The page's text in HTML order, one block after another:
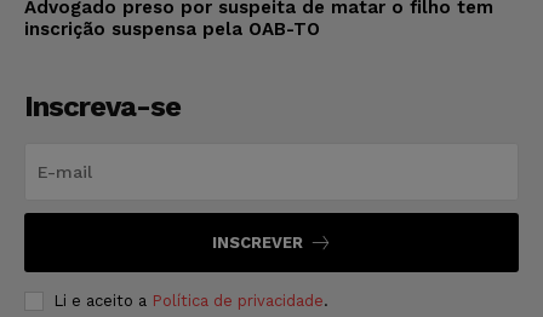
Advogado preso por suspeita de matar o filho tem
inscrição suspensa pela OAB-TO
Inscreva-se
INSCREVER
Li e aceito a Política de privacidade.